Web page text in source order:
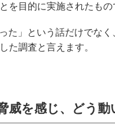
を目的に実施されたもの
た」という話だけでな
た調査と言えます。
威を感じ、どう動